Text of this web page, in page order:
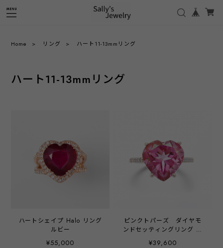
Home リング ハート11-13mmリング
ハート11-13mmリング
ハートシェイプ Halo リング
ルビー
¥55,000
ピンクトパーズ ダイヤモ
ンドセッティングリング ピ
¥39,600